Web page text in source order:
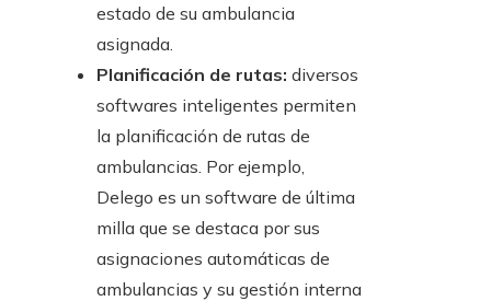
estado de su ambulancia
asignada.
Planificación de rutas: diversos
softwares inteligentes permiten
la planificación de rutas de
ambulancias. Por ejemplo,
Delego es un software de última
milla que se destaca por sus
asignaciones automáticas de
ambulancias y su gestión interna